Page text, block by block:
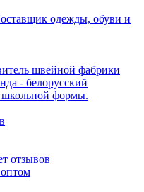
одежды, обуви и
швейной фабрики
- белорусский
школьной формы.
отзывов